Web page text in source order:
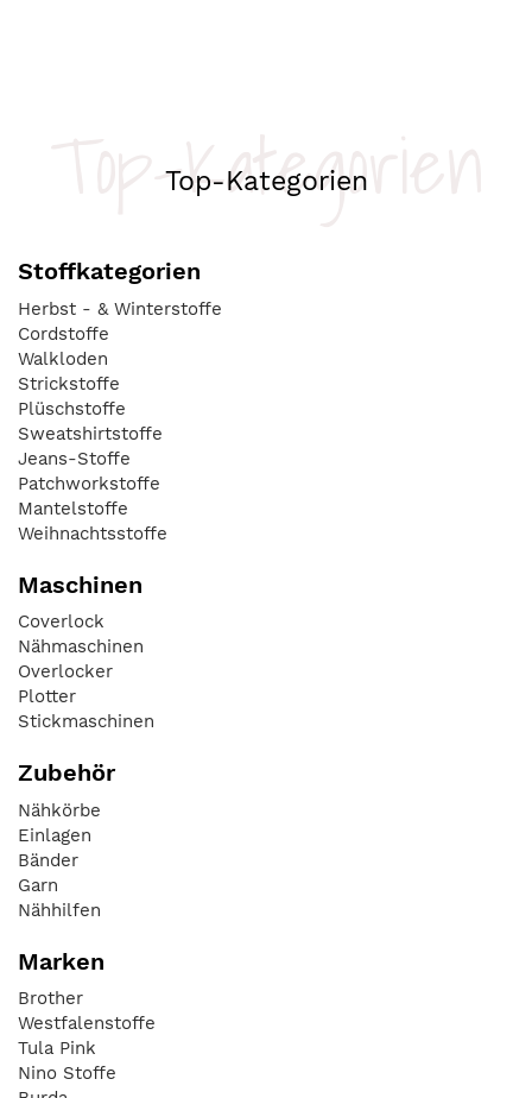
Top-Kategorien
Top-Kategorien
Stoffkategorien
Herbst - & Winterstoffe
Cordstoffe
Walkloden
Strickstoffe
Plüschstoffe
Sweatshirtstoffe
Jeans-Stoffe
Patchworkstoffe
Mantelstoffe
Weihnachtsstoffe
Maschinen
Coverlock
Nähmaschinen
Overlocker
Plotter
Stickmaschinen
Zubehör
Nähkörbe
Einlagen
Bänder
Garn
Nähhilfen
Marken
Brother
Westfalenstoffe
Tula Pink
Nino Stoffe